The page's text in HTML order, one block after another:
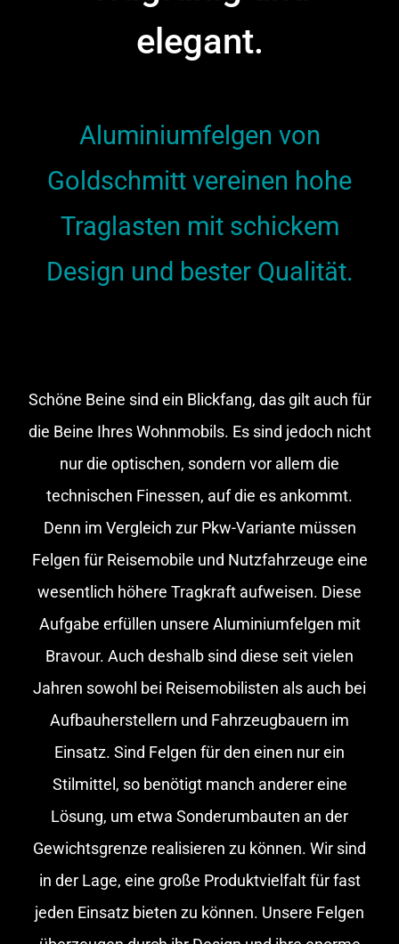
elegant.
Aluminiumfelgen von
Goldschmitt vereinen hohe
Traglasten mit schickem
Design und bester Qualität.
Schöne Beine sind ein Blickfang, das gilt auch für
die Beine Ihres Wohnmobils. Es sind jedoch nicht
nur die optischen, sondern vor allem die
technischen Finessen, auf die es ankommt.
Denn im Vergleich zur Pkw-Variante müssen
Felgen für Reisemobile und Nutzfahrzeuge eine
wesentlich höhere Tragkraft aufweisen. Diese
Aufgabe erfüllen unsere Aluminiumfelgen mit
Bravour. Auch deshalb sind diese seit vielen
Jahren sowohl bei Reisemobilisten als auch bei
Aufbauherstellern und Fahrzeugbauern im
Einsatz. Sind Felgen für den einen nur ein
Stilmittel, so benötigt manch anderer eine
Lösung, um etwa Sonder­umbauten an der
Gewichtsgrenze realisieren zu können. Wir sind
in der Lage, eine große Produktvielfalt für fast
jeden Einsatz bieten zu können. Unsere Felgen